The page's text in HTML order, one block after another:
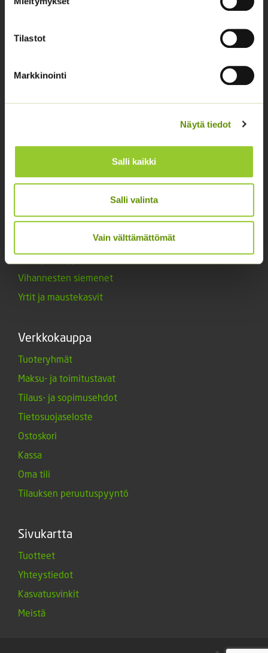
Tilastot
Markkinointi
Näytä tiedot
Salli kaikki
Salli valinta
Vain välttämättömät
Facebook
Instagram
Tuoteryhmät
Kukkien siemenet
Maanparannusaineet
Muut siemenet
Siemenperunat
Triumph-tulppaanit
Vihannesten siemenet
Yrtit ja maustekasvit
Verkkokauppa
Tuoteryhmät
Maksu- ja toimitustavat
Tilaus- ja sopimusehdot
Tietosuojaseloste
Ostoskori
Kassa
Oma tili
Tilauksen peruutuspyyntö
Sivukartta
Tuotteet
Yhteystiedot
Kasvatusvinkit
Meistä